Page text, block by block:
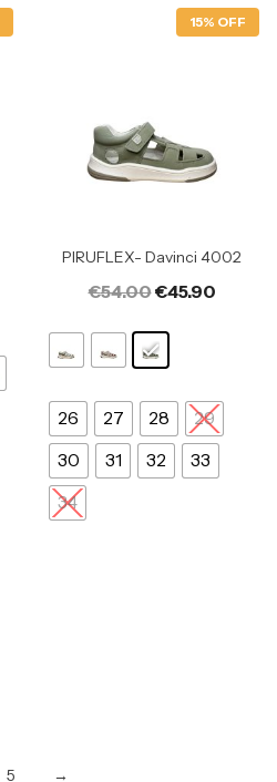
15% OFF
PIRUFLEX- Davinci 4002
€54.00€45.90
26 27 28
29
30
31 32
33
34
5 →